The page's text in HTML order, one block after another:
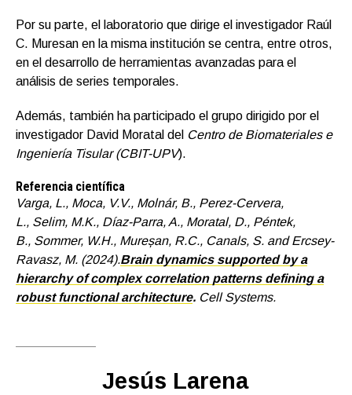
Por su parte, el laboratorio que dirige el investigador Raúl
C. Muresan en la misma institución se centra, entre otros,
en el desarrollo de herramientas avanzadas para el
análisis de series temporales.
Además, también ha participado el grupo dirigido por el
investigador David Moratal del Centro de Biomateriales e
Ingeniería Tisular (CBIT-UPV).
Referencia científica
Varga, L., Moca, V.V., Molnár, B., Perez-Cervera,
L., Selim, M.K., Díaz-Parra, A., Moratal, D., Péntek,
B., Sommer, W.H., Mureșan, R.C., Canals, S. and Ercsey-
Ravasz, M. (2024).Brain dynamics supported by a
hierarchy of complex correlation patterns defining a
robust functional architecture. Cell Systems.
Jesús Larena